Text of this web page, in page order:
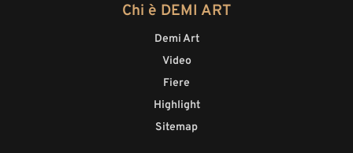
Chi è DEMI ART
Demi Art
Video
Fiere
Highlight
Sitemap